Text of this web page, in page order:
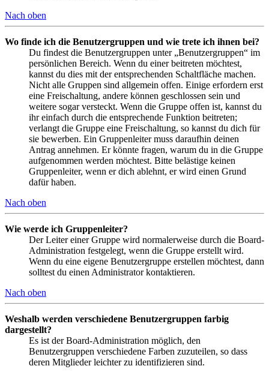
Nach oben
Wo finde ich die Benutzergruppen und wie trete ich ihnen bei?
Du findest die Benutzergruppen unter „Benutzergruppen“ im
persönlichen Bereich. Wenn du einer beitreten möchtest,
kannst du dies mit der entsprechenden Schaltfläche machen.
Nicht alle Gruppen sind allgemein offen. Einige erfordern erst
eine Freischaltung, andere können geschlossen sein und
weitere sogar versteckt. Wenn die Gruppe offen ist, kannst du
ihr einfach durch die entsprechende Funktion beitreten;
verlangt die Gruppe eine Freischaltung, so kannst du dich für
sie bewerben. Ein Gruppenleiter muss daraufhin deinen
Antrag annehmen. Er könnte fragen, warum du in die Gruppe
aufgenommen werden möchtest. Bitte belästige keinen
Gruppenleiter, wenn er dich ablehnt, er wird einen Grund
dafür haben.
Nach oben
Wie werde ich Gruppenleiter?
Der Leiter einer Gruppe wird normalerweise durch die Board-
Administration festgelegt, wenn die Gruppe erstellt wird.
Wenn du eine eigene Benutzergruppe erstellen möchtest, dann
solltest du einen Administrator kontaktieren.
Nach oben
Weshalb werden verschiedene Benutzergruppen farbig
dargestellt?
Es ist der Board-Administration möglich, den
Benutzergruppen verschiedene Farben zuzuteilen, so dass
deren Mitglieder leichter zu identifizieren sind.